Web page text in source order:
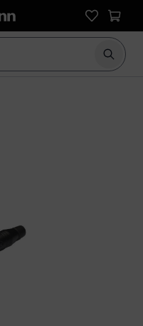
Suche
15 Kundenbewertungen